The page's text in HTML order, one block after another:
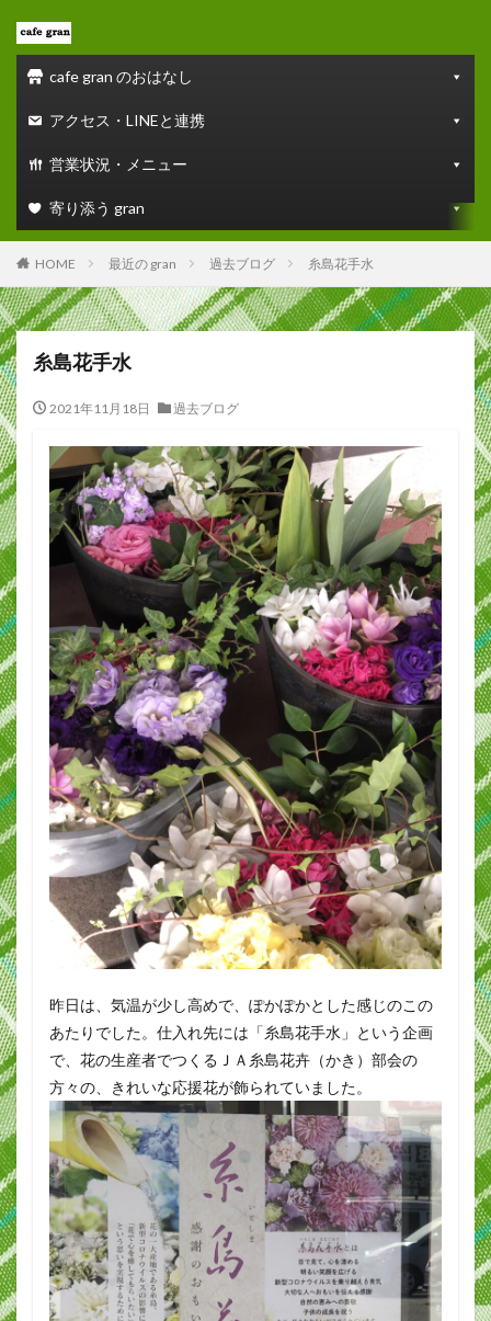
cafe gran のおはなし
アクセス・LINEと連携
営業状況・メニュー
寄り添う gran
HOME 最近の gran 過去ブログ 糸島花手水
糸島花手水
2021年11月18日 過去ブログ
昨日は、気温が少し高めで、ぽかぽかとした感じのこの
あたりでした。仕入れ先には「糸島花手水」という企画
で、花の生産者でつくるＪＡ糸島花卉（かき）部会の
方々の、きれいな応援花が飾られていました。